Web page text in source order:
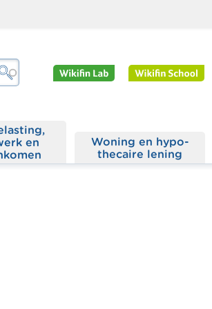
en
Woning en hypo­
thecaire lening